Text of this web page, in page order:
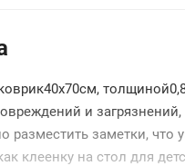
и
разместить заметки,
клеенку на стол для